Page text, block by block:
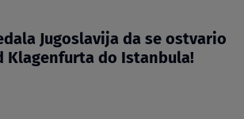
Jugoslavija da se ostvario
Klagenfurta do Istanbula!